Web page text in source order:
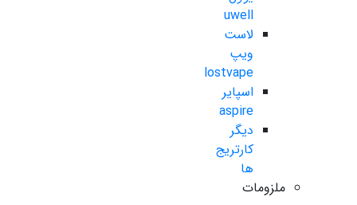
uwell
لاست
ویپ
lostvape
اسپایر
aspire
دیگر
کارتریج
ها
ملزومات